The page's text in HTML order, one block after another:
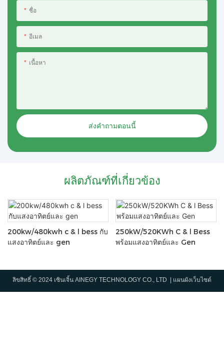
ชื่อ
อีเมล
เนื้อหา
ส่งคำถามตอนนี้
ผลิตภัณฑ์ที่เกี่ยวข้อง
200kw/480kwh c & l bess กับ
แสงอาทิตย์และ gen
250kW/520KWh C & l Bess
พร้อมแสงอาทิตย์และ Gen
ลิขสิทธิ์ © 2024 เซินเจิ้น AINEGY TECHNOLOGY CO., LTD | แผนผังเว็บไซต์